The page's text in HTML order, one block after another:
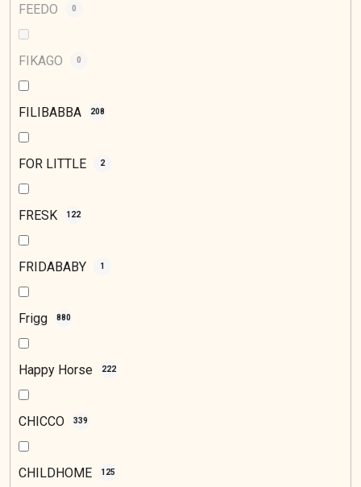
FEEDO 0
FIKAGO 0
FILIBABBA 208
FOR LITTLE 2
FRESK 122
FRIDABABY 1
Frigg 880
Happy Horse 222
CHICCO 339
CHILDHOME 125